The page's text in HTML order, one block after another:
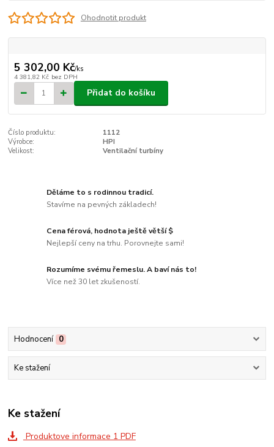
Ohodnotit produkt
5 302,00 Kč/ks
4 381,82 Kč bez DPH
Přidat do košíku
Číslo produktu:
1112
Výrobce:
HPI
Velikost:
Ventilační turbíny
Děláme to s rodinnou tradicí.
Stavíme na pevných základech!
Cena férová, hodnota ještě větší $
Nejlepší ceny na trhu. Porovnejte sami!
Rozumíme svému řemeslu. A baví nás to!
Více než 30 let zkušeností.
Hodnocení 0
Ke stažení
Ke stažení
Produktove informace 1 PDF